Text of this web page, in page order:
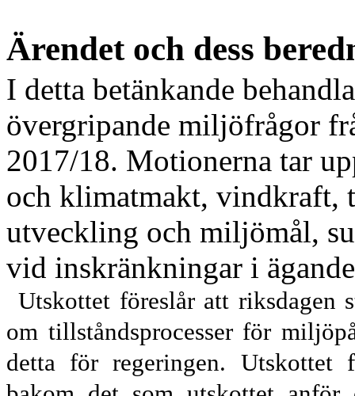
Ärendet och dess
I detta betänkande
övergripande miljöfrågor
2017/18. Motionerna tar
och klimatmakt, vindkraft,
utveckling och miljömål,
vid inskränkningar i
Utskottet föreslår att riksdagen
om tillståndsprocesserför
detta för regeringen. Utskottet